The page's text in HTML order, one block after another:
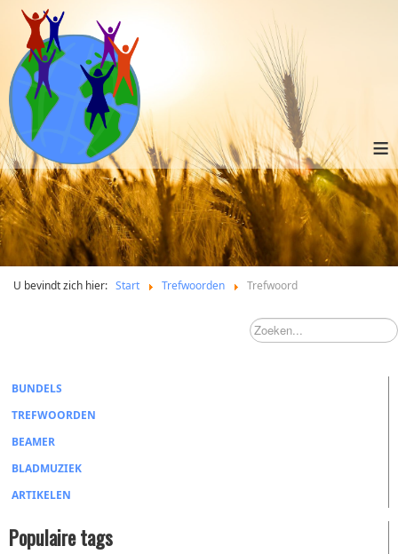
≡
U bevindt zich hier: Start Trefwoorden Trefwoord
BUNDELS
TREFWOORDEN
BEAMER
BLADMUZIEK
ARTIKELEN
Populaire tags